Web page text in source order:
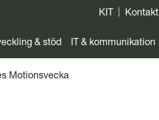
KIT Kontakt
& stöd IT & kommunikation
Motionsvecka